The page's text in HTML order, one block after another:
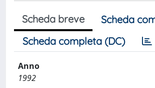
Scheda breve
Scheda
Scheda completa (DC)
Anno
1992